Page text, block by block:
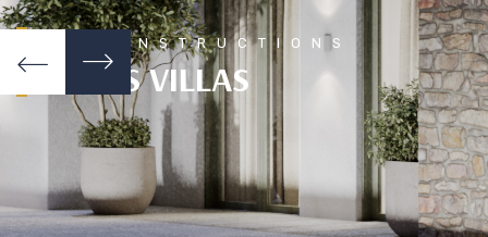
VK CONSTRUCTIONS
PAROS VILLAS